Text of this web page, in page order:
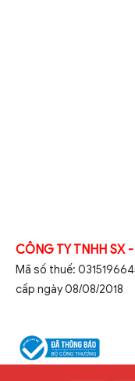
CÔNG TY TNHH SX
Mã số thuế:
cấp ngày 08/08/2018